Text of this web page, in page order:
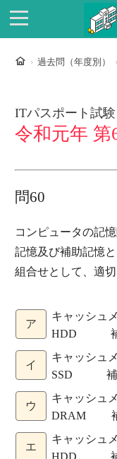
ホーム
過去問（年度別）
ITパスポート試験
令和元年 第
問60
コンピュータの記
記憶及び補助記憶
組合せとして、適
ア
キャッシュ
HDD 補
イ
キャッシュ
SSD 補助
ウ
キャッシュ
DRAM 補
エ
キャッシュ
HDD 補